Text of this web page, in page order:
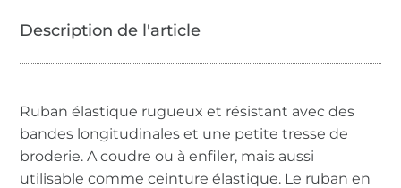
Ruban élastique rugueux et résistant avec des
bandes longitudinales et une petite tresse de
broderie. A coudre ou à enfiler, mais aussi
utilisable comme ceinture élastique. Le ruban en